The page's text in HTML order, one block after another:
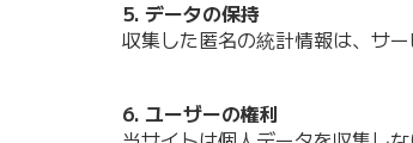
5. データの保持
収集した匿名の統計情報は、サ
6. ユーザーの権利